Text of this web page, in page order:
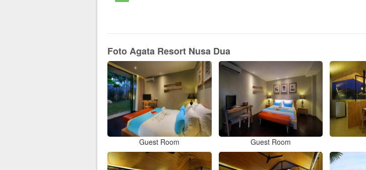
Foto Agata Resort Nusa Dua
Guest Room Guest Room